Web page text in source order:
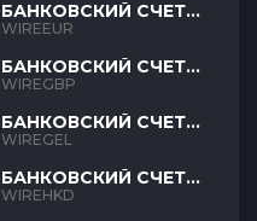
БАНКОВСКИЙ СЧЕТ
EUR
WIREEUR
БАНКОВСКИЙ СЧЕТ
GBP
WIREGBP
БАНКОВСКИЙ СЧЕТ
GEL
WIREGEL
БАНКОВСКИЙ СЧЕТ
HKD
WIREHKD